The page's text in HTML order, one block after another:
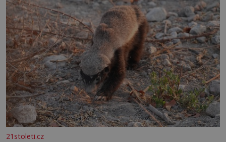
21stoleti.cz